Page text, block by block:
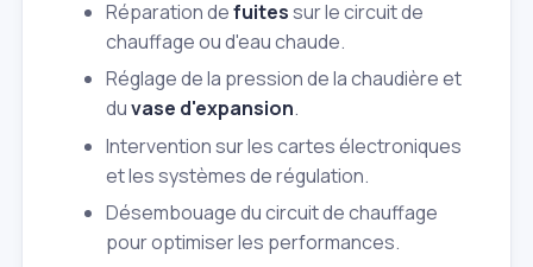
Réparation defuitessur le circuit de
chauffage ou d'eau chaude.
Réglage de la pression de la chaudière et
duvase d'expansion.
Intervention sur les cartes électroniques
et les systèmes de régulation.
Désembouage du circuit de chauffage
pour optimiser les performances.